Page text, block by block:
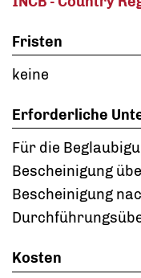
Fristen
keine
Erforderliche
Für die
Bescheinigung
Bescheinigung
Kosten